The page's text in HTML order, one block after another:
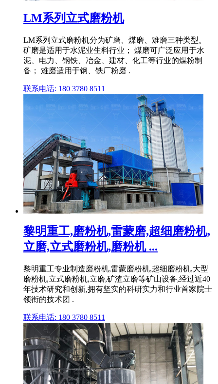
LM系列立式磨粉机
LM系列立式磨粉机分为矿磨、煤磨、难磨三种类型。
矿磨是适用于水泥业生料行业； 煤磨可广泛应用于水
泥、电力、钢铁、冶金、建材、化工等行业的煤粉制
备； 难磨适用于钢、铁厂粉磨 .
联系电话: 180 3780 8511
黎明重工,磨粉机,雷蒙磨,超细磨粉机,
立磨,立式磨粉机,磨粉机 ...
黎明重工专业制造磨粉机,雷蒙磨粉机,超细磨粉机,大型
磨粉机,立式磨粉机,立磨,矿渣立磨等矿山设备,经过近40
年技术研究和创新,拥有坚实的科研实力和行业首家院士
领衔的技术团 .
联系电话: 180 3780 8511